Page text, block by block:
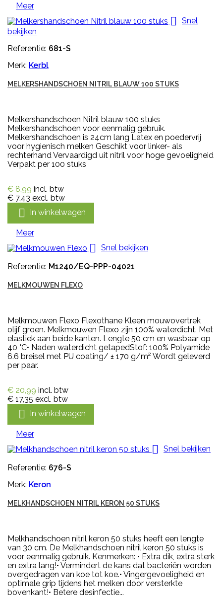
Meer
 Snel
bekijken
Referentie: 681-S
Merk: Kerbl
MELKERSHANDSCHOEN NITRIL BLAUW 100 STUKS
Melkershandschoen Nitril blauw 100 stuks
Melkershandschoen voor eenmalig gebruik.
Melkershandschoen is 24cm lang Latex en poedervrij
voor hygienisch melken Geschikt voor linker- als
rechterhand Vervaardigd uit nitril voor hoge gevoeligheid
Verpakt per 100 stuks
€ 8,99 incl. btw
€ 7,43 excl. btw
 In winkelwagen
Meer
 Snel bekijken
Referentie: M1240/EQ-PPP-04021
MELKMOUWEN FLEXO
Melkmouwen Flexo Flexothane Kleen mouwovertrek
olijf groen. Melkmouwen Flexo zijn 100% waterdicht. Met
elastiek aan beide kanten. Lengte 50 cm en wasbaar op
40 °C• Naden waterdicht getapedStof: 100% Polyamide
6.6 breisel met PU coating/ ± 170 g/m² Wordt geleverd
per paar.
€ 20,99 incl. btw
€ 17,35 excl. btw
 In winkelwagen
Meer
 Snel bekijken
Referentie: 676-S
Merk: Keron
MELKHANDSCHOEN NITRIL KERON 50 STUKS
Melkhandschoen nitril keron 50 stuks heeft een lengte
van 30 cm. De Melkhandschoen nitril keron 50 stuks is
voor eenmalig gebruik. Kenmerken: • Extra dik, extra sterk
en extra lang!• Vermindert de kans dat bacteriën worden
overgedragen van koe tot koe.• Vingergevoeligheid en
optimale grip tijdens het melken door versterkte
bovenkant!• Betere desinfectie...